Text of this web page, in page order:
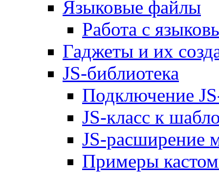
Языковые файлы
Работа с
Гаджеты и их
JS-библиотека
Подключение
JS-класс к
JS-расширение
Примеры